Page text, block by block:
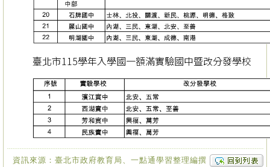
臺北市115學年入學國一額滿實驗國中暨改分發學校
資訊來源：臺北市政府教育局、一點通學習整理編撰